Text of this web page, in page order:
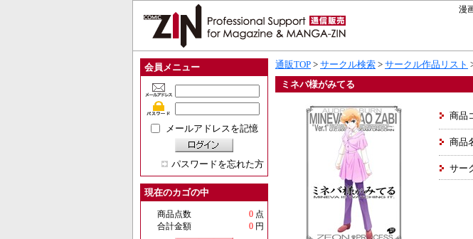
漫
会員メニュー
メールアドレスを記憶
パスワードを忘れた方
現在のカゴの中
商品点数 0 点
合計金額
0 円
通販TOP > サークル検索 > サークル作品リスト
ミネバ様がみてる
商品
商品
サー